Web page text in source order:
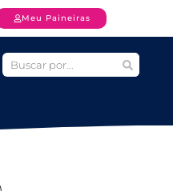
Meu Paineiras